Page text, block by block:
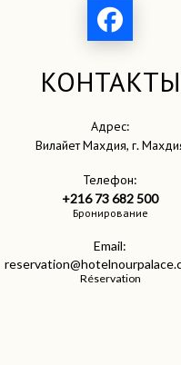
КОНТАКТЫ
Адрес:
Вилайет Махдия, г.
Телефон:
+216 73 682 500
Бронирование
Email:
Réservation